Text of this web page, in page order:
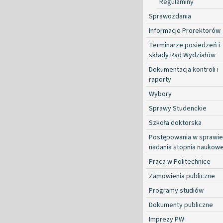
Sprawozdania
Informacje Prorektorów
Terminarze posiedzeń i
składy Rad Wydziałów
Dokumentacja kontroli i
raporty
Wybory
Sprawy Studenckie
Szkoła doktorska
Postępowania w sprawie
nadania stopnia
Praca w Politechnice
Zamówienia publiczne
Programy studiów
Dokumenty publiczne
Imprezy PW